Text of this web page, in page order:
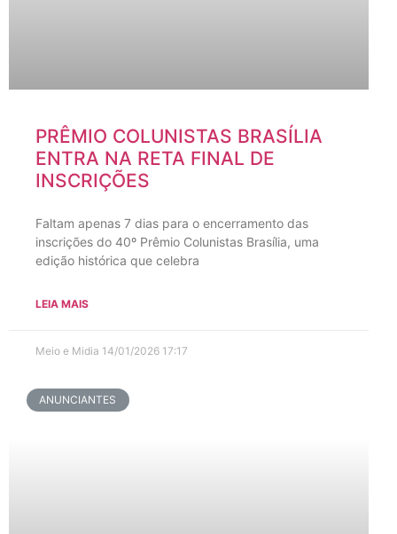
PRÊMIO COLUNISTAS BRASÍLIA
ENTRA NA RETA FINAL DE
INSCRIÇÕES
Faltam apenas 7 dias para o encerramento das
inscrições do 40º Prêmio Colunistas Brasília, uma
edição histórica que celebra
LEIA MAIS
Meio e Midia 14/01/2026 17:17
ANUNCIANTES